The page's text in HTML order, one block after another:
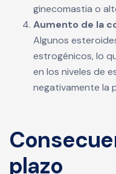
ginecomastia o
Aumento de la
Algunos
estrogénicos, lo
en los niveles de
negativamente la
plazo